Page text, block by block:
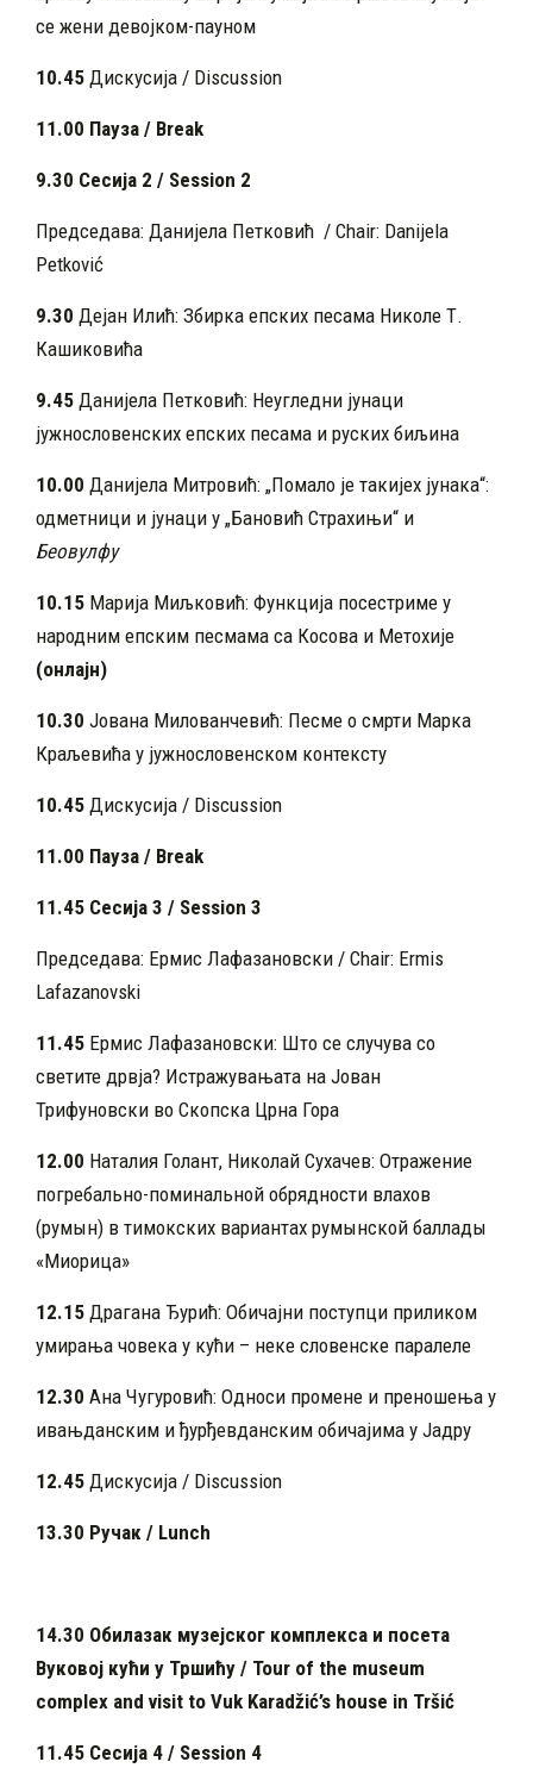
се жени девојком-пауном
10.45 Дискусија / Discussion
11.00 Пауза / Break
9.30 Сесија 2 / Session 2
Председава: Данијела Петковић / Chair: Danijela
Petković
9.30 Дејан Илић: Збирка епских песама Николе Т.
Кашиковића
9.45 Данијела Петковић: Неугледни јунаци
јужнословенских епских песама и руских биљина
10.00 Данијела Митровић: „Помало је такијех јунака“:
одметници и јунаци у „Бановић Страхињи“ и
Беовулфу
10.15 Марија Миљковић: Функција посестриме у
народним епским песмама са Косова и Метохије
(онлајн)
10.30 Јована Милованчевић: Песме о смрти Марка
Краљевића у јужнословенском контексту
10.45 Дискусија / Discussion
11.00 Пауза / Break
11.45 Сесија 3 / Session 3
Председава: Ермис Лафазановски / Chair: Ermis
Lafazanovski
11.45 Ермис Лафазановски: Што се случува со
светите дрвја? Истражувањата на Јован
Трифуновски во Скопска Црна Гора
12.00 Наталия Голант, Николай Сухачев: Отражение
погребально-поминальной обрядности влахов
(румын) в тимокских вариантах румынской баллады
«Миорица»
12.15 Драгана Ђурић: Обичајни поступци приликом
умирања човека у кући – неке словенске паралеле
12.30 Ана Чугуровић: Односи промене и преношења у
ивањданским и ђурђевданским обичајима у Јадру
12.45 Дискусија / Discussion
13.30 Ручак / Lunch
14.30 Обилазак музејског комплекса и посета
Вуковој кући у Тршићу / Tour of the museum
complex and visit to Vuk Karadžić’s house in Tršić
11.45 Сесија 4 / Session 4